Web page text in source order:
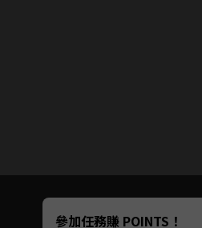
Unmute
如有不便請見諒
參加任務賺 POINTS！